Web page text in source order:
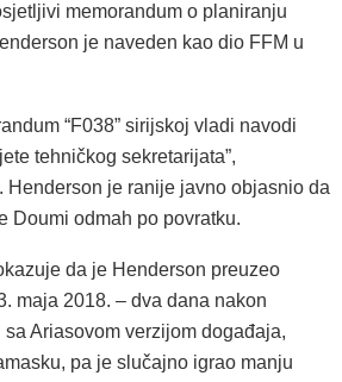
memorandum o planiranju
je naveden kao dio FFM u
“F038” sirijskoj vladi navodi
tehničkog sekretarijata”,
je ranije javno objasnio da
Doumi odmah po povratku.
da je Henderson preuzeo
maja 2018. – dva dana nakon
Ariasovom verzijom događaja,
pa je slučajno igrao manju